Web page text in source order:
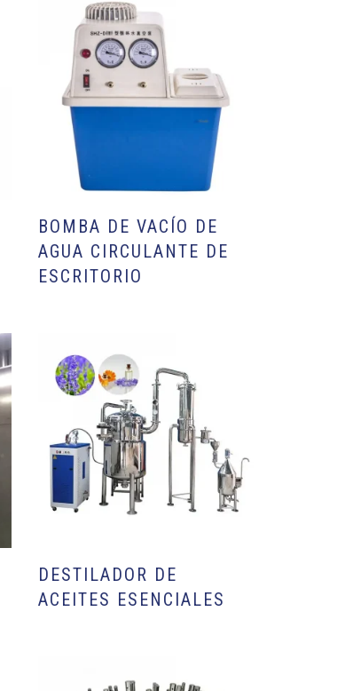
BOMBA DE VACÍO DE
AGUA CIRCULANTE DE
ESCRITORIO
DESTILADOR DE
ACEITES ESENCIALES